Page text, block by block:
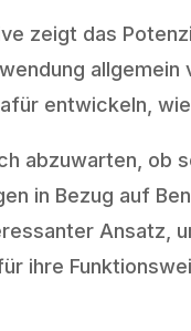
zeigt das
entwickeln,
abzuwarten, ob
in Bezug auf
Ansatz,
ihre